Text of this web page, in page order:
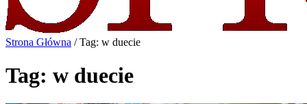
Strona Główna / Tag: w duecie
Tag: w duecie